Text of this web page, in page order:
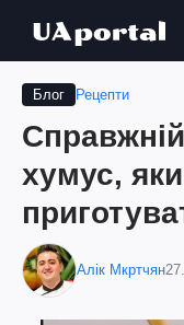
Блог Рецепти
хумус,
Алік Мкртчян